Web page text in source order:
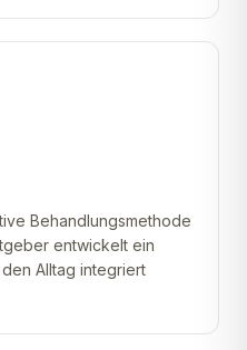
Behandlungsmethode
entwickelt ein
Alltag integriert